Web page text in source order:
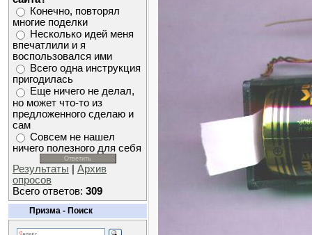
Конечно, повторял
многие поделки
Несколько идей меня
впечатлили и я
воспользовался ими
Всего одна инструкция
пригодилась
Еще ничего не делал,
но может что-то из
предложенного сделаю и
сам
Совсем не нашел
ничего полезного для себя
Результаты
Архив
опросов
Всего ответов: 309
Призма - Поиск